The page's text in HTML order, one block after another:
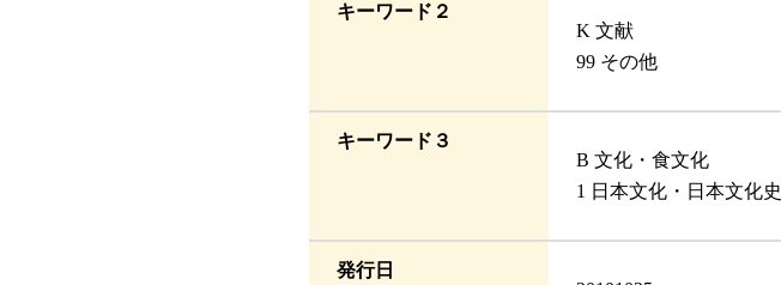
キーワード２
K 文献
99 その他
キーワード３
B 文化・食文化
1 日本文化・日本文化史
発行日